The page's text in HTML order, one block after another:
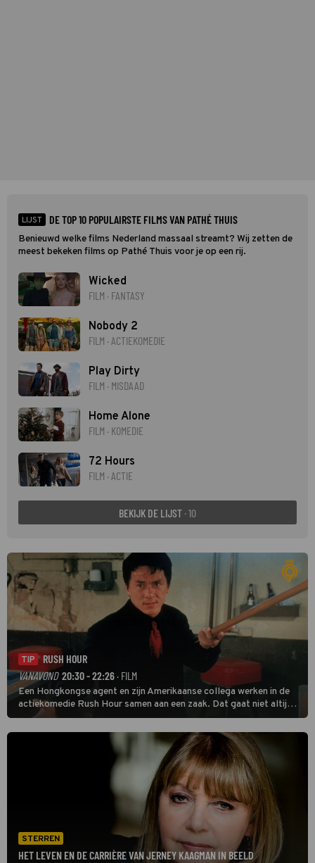
LIJST DE TOP 10 POPULAIRSTE FILMS VAN PATHÉ THUIS
Benieuwd welke films Nederland massaal streamt? Wij zetten de
meest bekeken films op Pathé Thuis voor je op een rij.
Wicked
FILM · FANTASY
Nobody 2
FILM · ACTIEKOMEDIE
Play Dirty
FILM · MISDAAD
Home Alone
FILM · KOMEDIE
72 Hours
FILM · ACTIE
BEKIJK DE LIJST · 10
TIP
RUSH HOUR
VANAVOND 20:30 - 22:26 · FILM
Een Hongkongse agent en zijn Amerikaanse collega werken in de
actiekomedie Rush Hour samen aan een zaak. Dat gaat niet altijd
van een leien dakje.
STERREN
HET LEVEN EN DE CARRIÈRE VAN JERNEY KAAGMAN IN BEELD